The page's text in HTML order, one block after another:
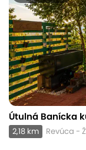
Útulná Banícka
2,18 km Revúca -